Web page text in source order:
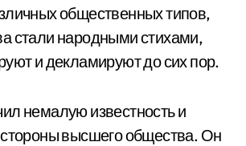
общественных типов,
стали народными стихами,
и декламируют до сих пор.
немалую известность и
высшего общества. Он